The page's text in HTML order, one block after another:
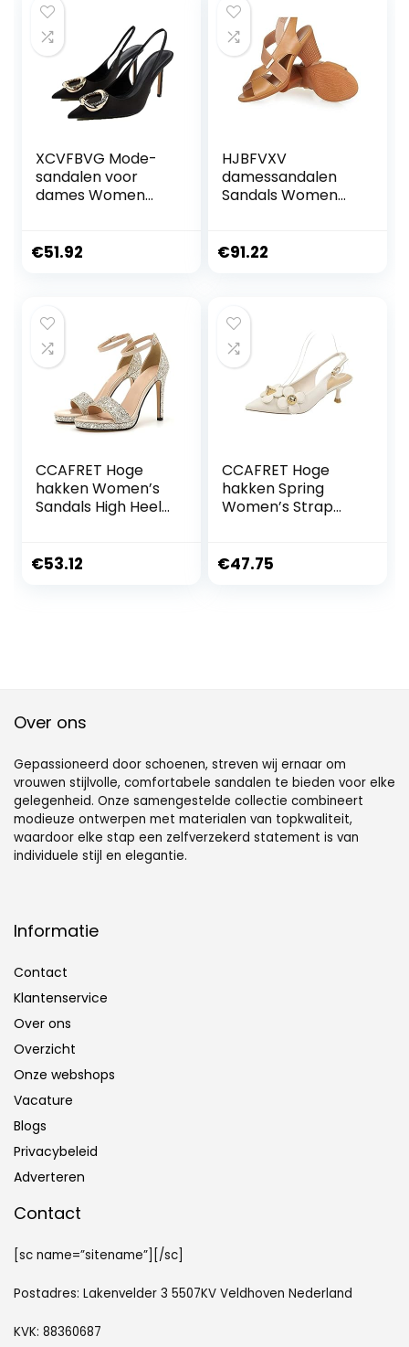
Office Thin High
Heels Shoes
Woman
XCVFBVG Mode-
sandalen voor
dames Women
Pumps Strappy
Wedding Shoes
€51.92
HJBFVXV
damessandalen
Sandals Women
Heels Thick Heel
On (Size : 35 EU)
€91.22
CCAFRET Hoge
hakken Women’s
Sandals High Heels
Open Toe Buckle
€53.12
CCAFRET Hoge
hakken Spring
Women’s Strap
High Heels Thin
€47.75
Over ons
Gepassioneerd door schoenen, streven wij ernaar om
vrouwen stijlvolle, comfortabele sandalen te bieden voor elke
gelegenheid. Onze samengestelde collectie combineert
modieuze ontwerpen met materialen van topkwaliteit,
waardoor elke stap een zelfverzekerd statement is van
individuele stijl en elegantie.
Informatie
Contact
Klantenservice
Over ons
Overzicht
Onze webshops
Vacature
Blogs
Privacybeleid
Adverteren
Contact
[sc name=”sitename”][/sc]
Postadres: Lakenvelder 3 5507KV Veldhoven Nederland
KVK: 88360687